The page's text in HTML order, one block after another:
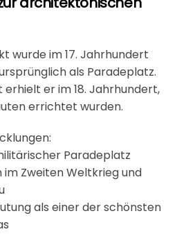
wurde im 17. Jahrhundert
als Paradeplatz.
er im 18. Jahrhundert,
errichtet wurden.
Paradeplatz
im Zweiten Weltkrieg und
als einer der schönsten